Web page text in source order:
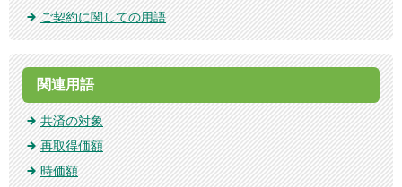
ご契約に関しての用語
関連用語
共済の対象
再取得価額
時価額